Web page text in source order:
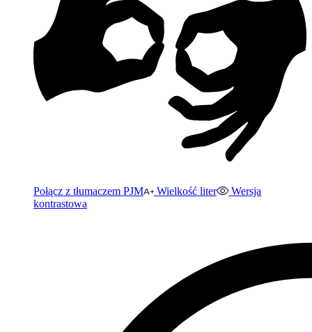
Połącz z tłumaczem PJM Wielkość liter
Wersja
kontrastowa